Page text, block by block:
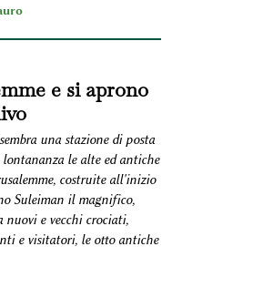
e si aprono
una stazione di posta
le alte ed antiche
costruite all'inizio
Suleiman il magnifico,
nuovi e vecchi crociati,
e visitatori, le otto antiche